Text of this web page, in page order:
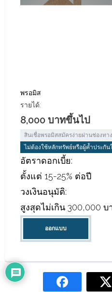
พรอมิส
รายได้:
8,000 บาทขึ้นไป
สินเชื่อพรอมิสสมัครง่ายผ่านช่องทา
ไม่ต้องใช้หลักทรัพย์หรือผู้ค้ำประกั
อัตราดอกเบี้ย:
ตั้งแต่ 15-25% ต่อปี
วงเงินอนุมัติ:
สูงสุดไม่เกิน 300,000 บ
ออกแบบ